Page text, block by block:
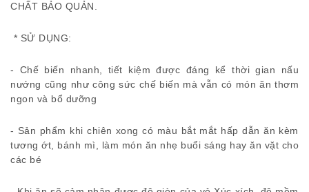
CHẤT BẢO QUẢN.
* SỬ DỤNG:
- Chế biến nhanh, tiết kiệm được đáng kể thời gian nấu
nướng cũng như công sức chế biến mà vẫn có món ăn thơm
ngon và bổ dưỡng
- Sản phẩm khi chiên xong có màu bắt mắt hấp dẫn ăn kèm
tương ớt, bánh mì, làm món ăn nhẹ buổi sáng hay ăn vặt cho
các bé